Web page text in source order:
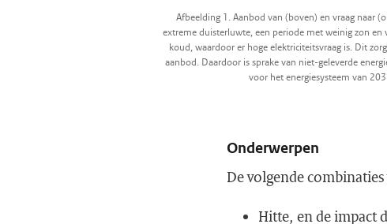
Afbeelding 1. Aanbod van (boven) en vraag naar
extreme duisterluwte, een periode met weinig zon
koud, waardoor er hoge elektriciteitsvraag is. Dit
aanbod. Daardoor is sprake van niet-geleverde
voor het energiesysteem van
Onderwerpen
De volgende
Hitte, en de impact